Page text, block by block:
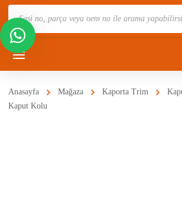
Ara
Anasayfa Mağaza Kaporta Trim
Kaput Kolu